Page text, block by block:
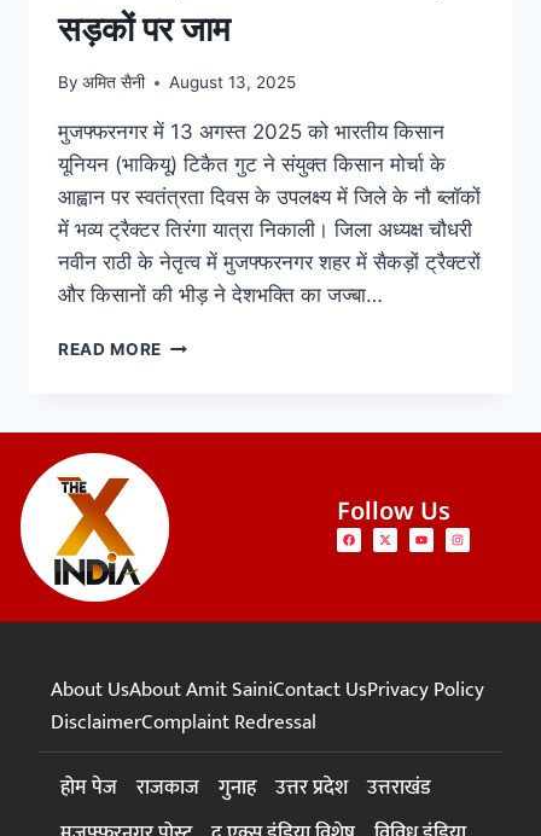
सड़कों पर जाम
By अमित सैनी August 13, 2025
मुजफ्फरनगर में 13 अगस्त 2025 को भारतीय किसान
यूनियन (भाकियू) टिकैत गुट ने संयुक्त किसान मोर्चा के
आह्वान पर स्वतंत्रता दिवस के उपलक्ष्य में जिले के नौ ब्लॉकों
में भव्य ट्रैक्टर तिरंगा यात्रा निकाली। जिला अध्यक्ष चौधरी
नवीन राठी के नेतृत्व में मुजफ्फरनगर शहर में सैकड़ों ट्रैक्टरों
और किसानों की भीड़ ने देशभक्ति का जज्बा…
READ MORE
Follow Us
About UsAbout Amit SainiContact UsPrivacy Policy
DisclaimerComplaint Redressal
होम पेज राजकाज गुनाह उत्तर प्रदेश उत्तराखंड